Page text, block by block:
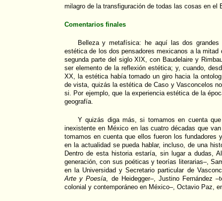
milagro de la transfiguración de todas las cosas en el
Comentarios finales
Belleza y metafísica: he aquí las dos
estética de los dos pensadores mexicanos a la mitad
segunda parte del siglo XIX, con Baudelaire y
ser elemento de la reflexión estética; y, cuando,
XX, la estética había tomado un giro hacia la
de vista, quizás la estética de Caso y Vasconcelos
si. Por ejemplo, que la experiencia estética de la
geografía.
Y quizás diga más, si tomamos en cuenta
inexistente en México en las cuatro décadas que
tomamos en cuenta que ellos fueron los fundadores
en la actualidad se pueda hablar, incluso, de una
Dentro de esta historia estaría, sin lugar a dudas,
generación, con sus poéticas y teorías literarias–,
en la Universidad y Secretario particular de
Arte y Poesía, de Heidegger–, Justino Fernández
colonial y contemporáneo en México–, Octavio Paz,